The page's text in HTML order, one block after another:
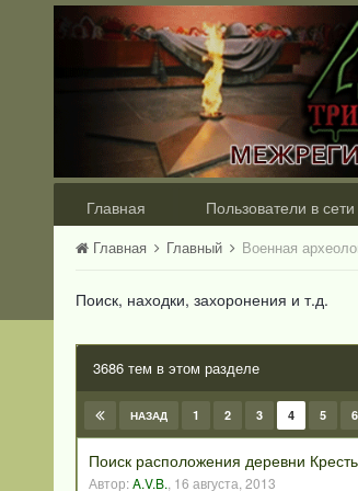
Главная Пользователи в сети
Главная Главный Военная
Поиск, находки, захоронения и т.д.
3686 тем в этом разделе
НАЗАД 1 2 3 4 5 6
Поиск расположения деревни
Автор:A.V.B., 16 августа, 2013